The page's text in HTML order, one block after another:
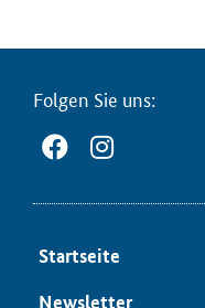
Fol­gen Sie uns:
Start­sei­te
News­let­ter